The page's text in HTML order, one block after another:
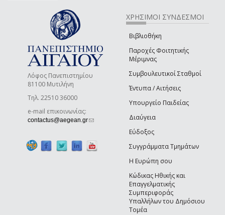
Λόφος Πανεπιστημίου
81100 Μυτιλήνη
Τηλ. 22510 36000
e-mail επικοινωνίας:
contactus@aegean.gr(link sends e-mail)
ΧΡΗΣΙΜΟΙ ΣΥΝΔΕΣΜΟΙ
Βιβλιοθήκη
Παροχές Φοιτητικής
Μέριμνας
Συμβουλευτικοί Σταθμοί
Έντυπα / Αιτήσεις
Υπουργείο Παιδείας
Διαύγεια
Εύδοξος
Συγγράμματα Τμημάτων
Η Ευρώπη σου
Κώδικας Ηθικής και
Επαγγελματικής
Συμπεριφοράς
Υπαλλήλων του Δημόσιου
Τομέα